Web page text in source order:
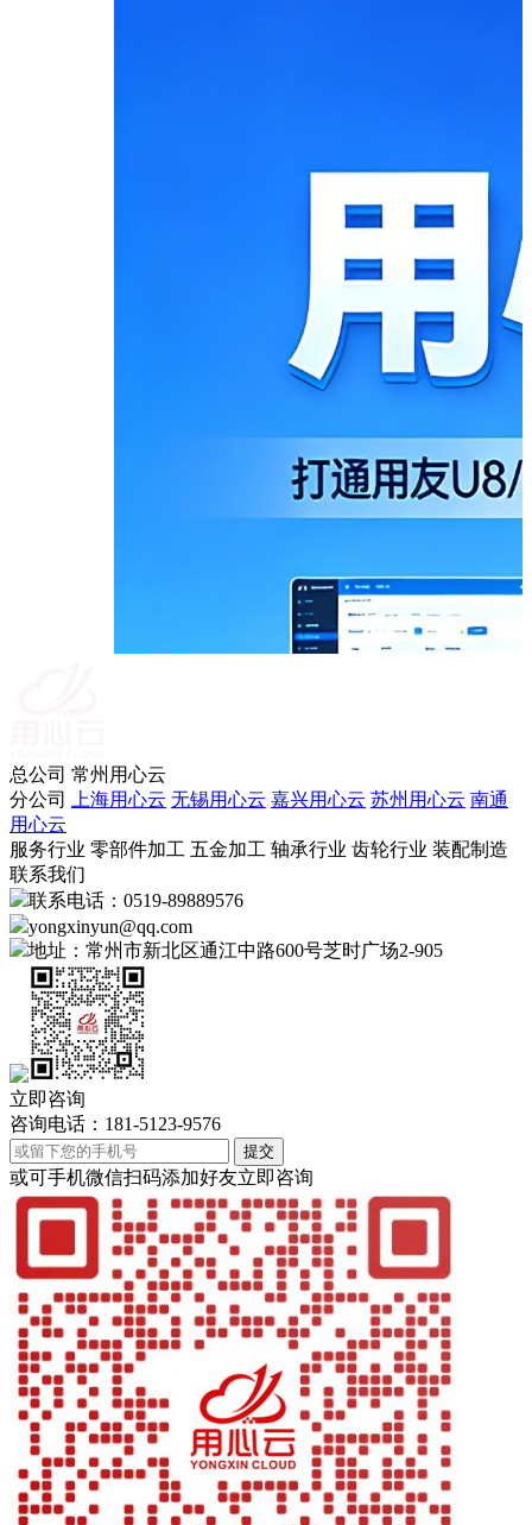
总公司 常州用心云
分公司
上海用心云 无锡用心云 嘉兴用心云 苏州用心云 南通
用心云
服务行业 零部件加工 五金加工 轴承行业 齿轮行业 装配制造
联系我们
联系电话：0519-89889576
yongxinyun@qq.com
地址：常州市新北区通江中路600号芝时广场2-905
立即咨询
咨询电话：181-5123-9576
提交
或可手机微信扫码添加好友立即咨询